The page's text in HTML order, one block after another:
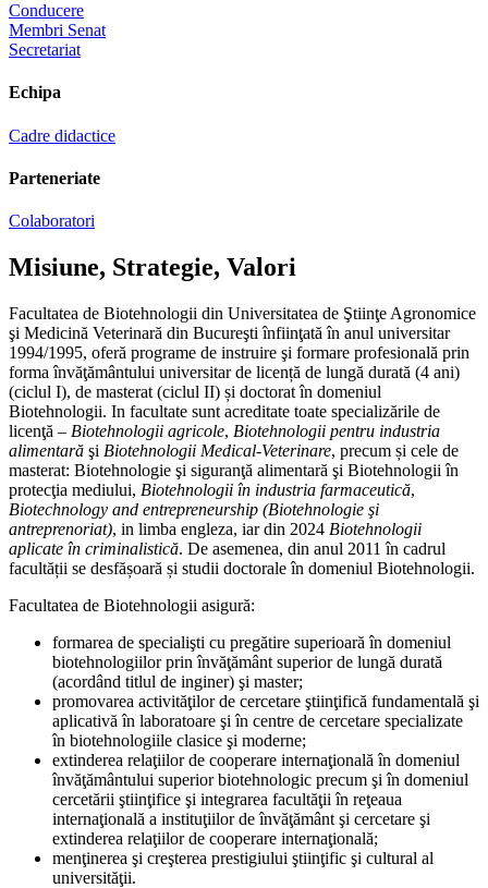
Conducere
Membri Senat
Secretariat
Echipa
Cadre didactice
Parteneriate
Colaboratori
Misiune, Strategie, Valori
Facultatea de Biotehnologii din Universitatea de Ştiinţe Agronomice
şi Medicină Veterinară din Bucureşti înfiinţată în anul universitar
1994/1995, oferă programe de instruire şi formare profesională prin
forma învăţământului universitar de licență de lungă durată (4 ani)
(ciclul I), de masterat (ciclul II) și doctorat în domeniul
Biotehnologii. In facultate sunt acreditate toate specializările de
licenţă – Biotehnologii agricole, Biotehnologii pentru industria
alimentară şi Biotehnologii Medical-Veterinare, precum și cele de
masterat: Biotehnologie şi siguranţă alimentară şi Biotehnologii în
protecţia mediului, Biotehnologii în industria farmaceutică,
Biotechnology and entrepreneurship (Biotehnologie şi
antreprenoriat), in limba engleza, iar din 2024 Biotehnologii
aplicate în criminalistică. De asemenea, din anul 2011 în cadrul
facultății se desfășoară și studii doctorale în domeniul Biotehnologii.
Facultatea de Biotehnologii asigură:
formarea de specialişti cu pregătire superioară în domeniul
biotehnologiilor prin învăţământ superior de lungă durată
(acordând titlul de inginer) şi master;
promovarea activităţilor de cercetare ştiinţifică fundamentală şi
aplicativă în laboratoare şi în centre de cercetare specializate
în biotehnologiile clasice şi moderne;
extinderea relaţiilor de cooperare internaţională în domeniul
învăţământului superior biotehnologic precum şi în domeniul
cercetării ştiinţifice şi integrarea facultăţii în reţeaua
internaţională a instituţiilor de învăţământ şi cercetare şi
extinderea relaţiilor de cooperare internaţională;
menţinerea şi creşterea prestigiului ştiinţific şi cultural al
universităţii.